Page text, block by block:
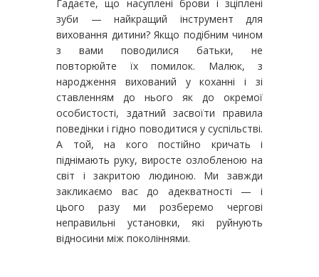
Гадаєте, що насуплені брови і зціплені
зуби — найкращий інструмент для
виховання дитини? Якщо подібним чином
з вами поводилися батьки, не
повторюйте їх помилок. Малюк, з
народження вихований у коханні і зі
ставленням до нього як до окремої
особистості, здатний засвоїти правила
поведінки і гідно поводитися у суспільстві.
А той, на кого постійно кричать і
піднімають руку, виросте озлобленою на
світ і закритою людиною. Ми завжди
закликаємо вас до адекватності — і
цього разу ми розберемо чергові
неправильні установки, які руйнують
відносини між поколіннями.